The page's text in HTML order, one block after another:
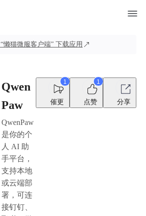
“懒猫微服客户端” 下载应用
Qwen
Paw
QwenPaw
是你的个
人 AI 助
手平台，
支持本地
或云端部
署，可连
接钉钉、
1
催更
1
点赞 分享